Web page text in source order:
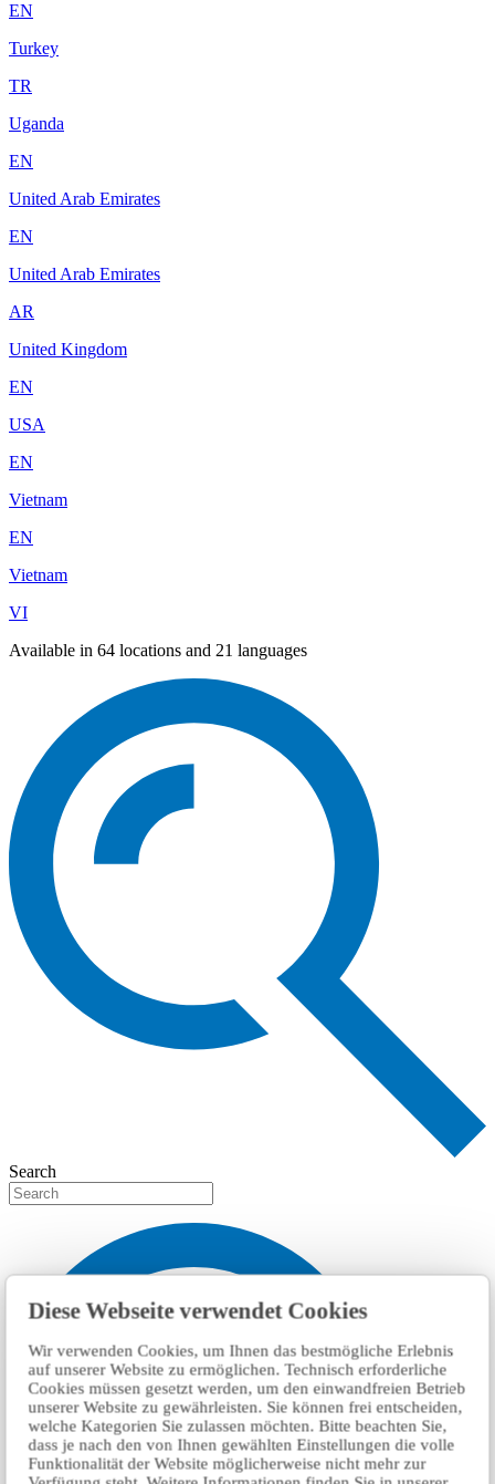
Diese Webseite verwendet Cookies
Wir verwenden Cookies, um Ihnen das bestmögliche Erlebnis
auf unserer Website zu ermöglichen. Technisch erforderliche
Cookies müssen gesetzt werden, um den einwandfreien Betrieb
unserer Website zu gewährleisten. Sie können frei entscheiden,
welche Kategorien Sie zulassen möchten. Bitte beachten Sie,
dass je nach den von Ihnen gewählten Einstellungen die volle
Funktionalität der Website möglicherweise nicht mehr zur
EN
Turkey
TR
Uganda
EN
United Arab Emirates
EN
United Arab Emirates
AR
United Kingdom
EN
USA
EN
Vietnam
EN
Vietnam
VI
Available in 64 locations and 21 languages
Search